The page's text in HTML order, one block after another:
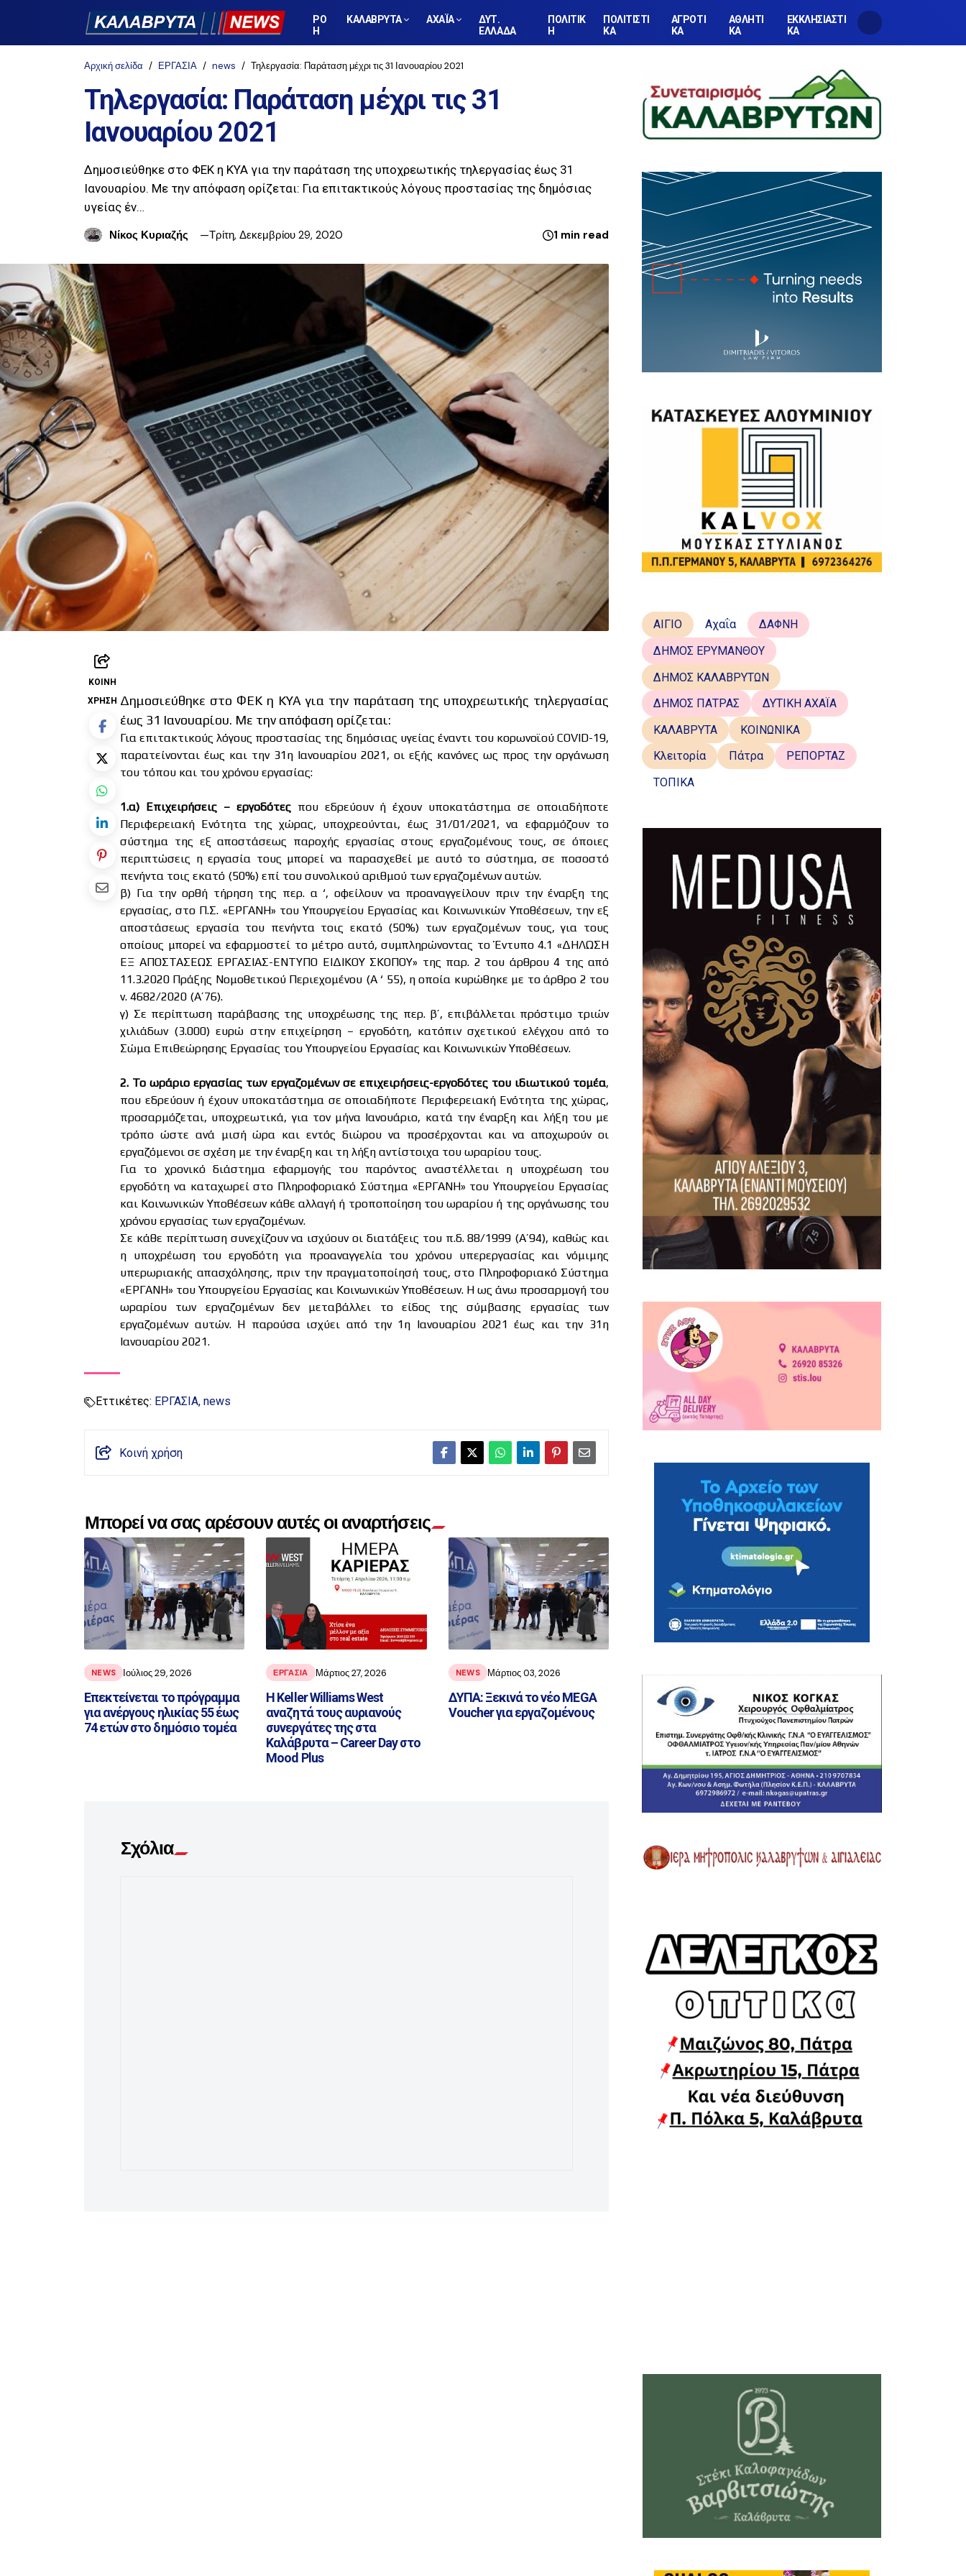
ΡΟ
Η
ΚΑΛΑΒΡΥΤΑ ΑΧΑΪΑ
ΔΥΤ.
ΕΛΛΑΔΑ
ΠΟΛΙΤΙΚ
Η
ΠΟΛΙΤΙΣΤΙ
ΚΑ
ΑΓΡΟΤΙ
ΚΑ
ΑΘΛΗΤΙ
ΚΑ
ΕΚΚΛΗΣΙΑΣΤΙ
ΚΑ
Αρχική σελίδα ΕΡΓΑΣΙΑ news Τηλεργασία: Παράταση μέχρι τις 31 Ιανουαρίου 2021
Τηλεργασία: Παράταση μέχρι τις 31
Ιανουαρίου 2021
Δημοσιεύθηκε στο ΦΕΚ η ΚΥΑ για την παράταση της υποχρεωτικής τηλεργασίας έως 31
Ιανουαρίου. Με την απόφαση ορίζεται: Για επιτακτικούς λόγους προστασίας της δημόσιας
υγείας έν…
Νίκος Κυριαζής
Τρίτη, Δεκεμβρίου 29, 2020 1 min read
ΚΟΙΝΉ
ΧΡΉΣΗ Δημοσιεύθηκε στο ΦΕΚ η ΚΥΑ για την παράταση της υποχρεωτικής τηλεργασίας
έως 31 Ιανουαρίου. Με την απόφαση ορίζεται:
Για επιτακτικούς λόγους προστασίας της δημόσιας υγείας έναντι του κορωνοϊού COVID-19,
παρατείνονται έως και την 31η Ιανουαρίου 2021, οι εξής κανόνες ως προς την οργάνωση
του τόπου και του χρόνου εργασίας:
1.α) Επιχειρήσεις – εργοδότες που εδρεύουν ή έχουν υποκατάστημα σε οποιαδήποτε
Περιφερειακή Ενότητα της χώρας, υποχρεούνται, έως 31/01/2021, να εφαρμόζουν το
σύστημα της εξ αποστάσεως παροχής εργασίας στους εργαζομένους τους, σε όποιες
περιπτώσεις η εργασία τους μπορεί να παρασχεθεί με αυτό το σύστημα, σε ποσοστό
πενήντα τοις εκατό (50%) επί του συνολικού αριθμού των εργαζομένων αυτών.
β) Για την ορθή τήρηση της περ. α ‘, οφείλουν να προαναγγείλουν πριν την έναρξη της
εργασίας, στο Π.Σ. «ΕΡΓΑΝΗ» του Υπουργείου Εργασίας και Κοινωνικών Υποθέσεων, την εξ
αποστάσεως εργασία του πενήντα τοις εκατό (50%) των εργαζομένων τους, για τους
οποίους μπορεί να εφαρμοστεί το μέτρο αυτό, συμπληρώνοντας το Έντυπο 4.1 «ΔΗΛΩΣΗ
ΕΞ ΑΠΟΣΤΑΣΕΩΣ ΕΡΓΑΣΙΑΣ-ΕΝΤΥΠΟ ΕΙΔΙΚΟΥ ΣΚΟΠΟΥ» της παρ. 2 του άρθρου 4 της από
11.3.2020 Πράξης Νομοθετικού Περιεχομένου (Α ‘ 55), η οποία κυρώθηκε με το άρθρο 2 του
ν. 4682/2020 (Α’76).
γ) Σε περίπτωση παράβασης της υποχρέωσης της περ. β’, επιβάλλεται πρόστιμο τριών
χιλιάδων (3.000) ευρώ στην επιχείρηση – εργοδότη, κατόπιν σχετικού ελέγχου από το
Σώμα Επιθεώρησης Εργασίας του Υπουργείου Εργασίας και Κοινωνικών Υποθέσεων.
2. Το ωράριο εργασίας των εργαζομένων σε επιχειρήσεις-εργοδότες του ιδιωτικού τομέα,
που εδρεύουν ή έχουν υποκατάστημα σε οποιαδήποτε Περιφερειακή Ενότητα της χώρας,
προσαρμόζεται, υποχρεωτικά, για τον μήνα Ιανουάριο, κατά την έναρξη και λήξη του με
τρόπο ώστε ανά μισή ώρα και εντός διώρου να προσέρχονται και να αποχωρούν οι
εργαζόμενοι σε σχέση με την έναρξη και τη λήξη αντίστοιχα του ωραρίου τους.
Για το χρονικό διάστημα εφαρμογής του παρόντος αναστέλλεται η υποχρέωση του
εργοδότη να καταχωρεί στο Πληροφοριακό Σύστημα «ΕΡΓΑΝΗ» του Υπουργείου Εργασίας
και Κοινωνικών Υποθέσεων κάθε αλλαγή ή τροποποίηση του ωραρίου ή της οργάνωσης του
χρόνου εργασίας των εργαζομένων.
Σε κάθε περίπτωση συνεχίζουν να ισχύουν οι διατάξεις του π.δ. 88/1999 (Α’94), καθώς και
η υποχρέωση του εργοδότη για προαναγγελία του χρόνου υπερεργασίας και νόμιμης
υπερωριακής απασχόλησης, πριν την πραγματοποίησή τους, στο Πληροφοριακό Σύστημα
«ΕΡΓΑΝΗ» του Υπουργείου Εργασίας και Κοινωνικών Υποθέσεων. Η ως άνω προσαρμογή του
ωραρίου των εργαζομένων δεν μεταβάλλει το είδος της σύμβασης εργασίας των
εργαζομένων αυτών. Η παρούσα ισχύει από την 1η Ιανουαρίου 2021 έως και την 31η
Ιανουαρίου 2021.
Εττικέτες: ΕΡΓΑΣΙΑ news
Κοινή χρήση
Μπορεί να σας αρέσουν αυτές οι αναρτήσεις
NEWS Ιούλιος 29, 2026
Επεκτείνεται το πρόγραμμα
για ανέργους ηλικίας 55 έως
74 ετών στο δημόσιο τομέα
ΕΡΓΑΣΙΑ Μάρτιος 27, 2026
Η Keller Williams West
αναζητά τους αυριανούς
συνεργάτες της στα
Καλάβρυτα – Career Day στο
Mood Plus
NEWS Μάρτιος 03, 2026
ΔΥΠΑ: Ξεκινά το νέο MEGA
Voucher για εργαζομένους
Σχόλια
ΑΙΓΙΟ Αχαΐα
ΔΑΦΝΗ
ΔΗΜΟΣ ΕΡΥΜΑΝΘΟΥ
ΔΗΜΟΣ ΚΑΛΑΒΡΥΤΩΝ
ΔΗΜΟΣ ΠΑΤΡΑΣ
ΔΥΤΙΚΗ ΑΧΑΪΑ
ΚΑΛΑΒΡΥΤΑ
ΚΟΙΝΩΝΙΚΑ
Κλειτορία
Πάτρα
ΡΕΠΟΡΤΑΖ
ΤΟΠΙΚΑ